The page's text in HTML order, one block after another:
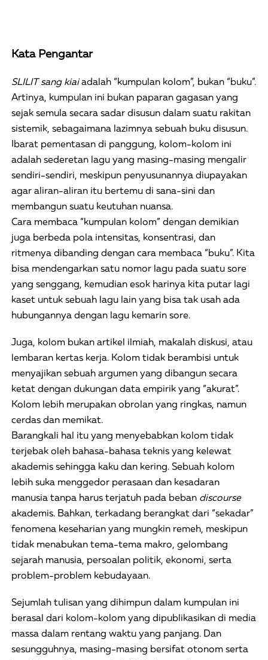
Kata Pengantar
SLILIT sang kiaiadalah “kumpulan kolom”, bukan “buku”.
Artinya, kumpulan ini bukan paparan gagasan yang
sejak semula secara sadar disusun dalam suatu rakitan
sistemik, sebagaimana lazimnya sebuah buku disusun.
Ibarat pementasan di panggung, kolom-kolom ini
adalah sederetan lagu yang masing-masing mengalir
sendiri-sendiri, meskipun penyusunannya diupayakan
agar aliran-aliran itu bertemu di sana-sini dan
membangun suatu keutuhan nuansa.
Cara membaca “kumpulan kolom” dengan demikian
juga berbeda pola intensitas, konsentrasi, dan
ritmenya dibanding dengan cara membaca “buku”. Kita
bisa mendengarkan satu nomor lagu pada suatu sore
yang senggang, kemudian esok harinya kita putar lagi
kaset untuk sebuah lagu lain yang bisa tak usah ada
hubungannya dengan lagu kemarin sore.
Juga, kolom bukan artikel ilmiah, makalah diskusi, atau
lembaran kertas kerja. Kolom tidak berambisi untuk
menyajikan sebuah argumen yang dibangun secara
ketat dengan dukungan data empirik yang “akurat”.
Kolom lebih merupakan obrolan yang ringkas, namun
cerdas dan memikat.
Barangkali hal itu yang menyebabkan kolom tidak
terjebak oleh bahasa-bahasa teknis yang kelewat
akademis sehingga kaku dan kering. Sebuah kolom
lebih suka menggedor perasaan dan kesadaran
manusia tanpa harus terjatuh pada beban discourse
akademis. Bahkan, terkadang berangkat dari “sekadar”
fenomena keseharian yang mungkin remeh, meskipun
tidak menabukan tema-tema makro, gelombang
sejarah manusia, persoalan politik, ekonomi, serta
problem-problem kebudayaan.
Sejumlah tulisan yang dihimpun dalam kumpulan ini
berasal dari kolom-kolom yang dipublikasikan di media
massa dalam rentang waktu yang panjang. Dan
sesungguhnya, masing-masing bersifat otonom serta